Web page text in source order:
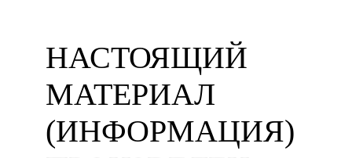
НАСТОЯЩИЙ
МАТЕРИАЛ
(ИНФОРМАЦИЯ)